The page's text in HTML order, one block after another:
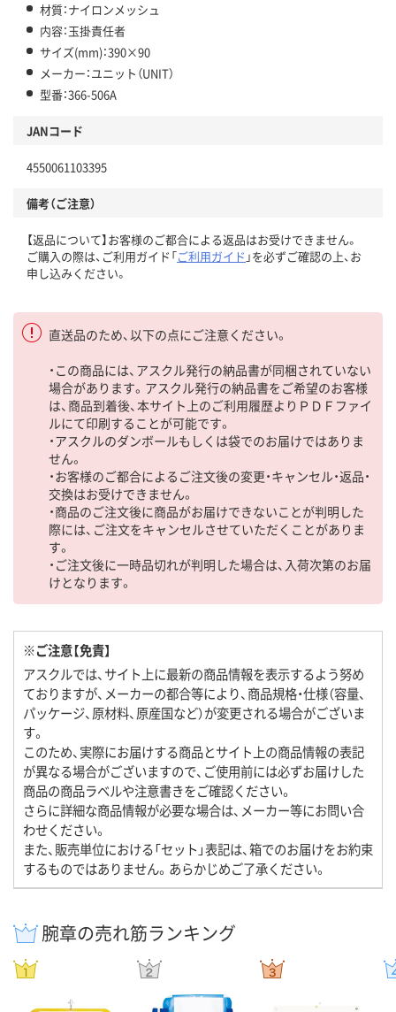
材質：ナイロンメッシュ
内容：玉掛責任者
サイズ(mm)：390×90
メーカー：ユニット（UNIT）
型番：366-506A
JANコード
4550061103395
備考（ご注意）
【返品について】お客様のご都合による返品はお受けできません。
ご購入の際は、ご利用ガイド「ご利用ガイド 」を必ずご確認の上、お
申し込みください。
直送品のため、以下の点にご注意ください。
・この商品には、アスクル発行の納品書が同梱されていない
場合があります。アスクル発行の納品書をご希望のお客様
は、商品到着後、本サイト上のご利用履歴よりＰＤＦファイ
ルにて印刷することが可能です。
・アスクルのダンボールもしくは袋でのお届けではありま
せん。
・お客様のご都合によるご注文後の変更・キャンセル・返品・
交換はお受けできません。
・商品のご注文後に商品がお届けできないことが判明した
際には、ご注文をキャンセルさせていただくことがありま
す。
・ご注文後に一時品切れが判明した場合は、入荷次第のお届
けとなります。
※ご注意【免責】
アスクルでは、サイト上に最新の商品情報を表示するよう努め
ておりますが、メーカーの都合等により、商品規格・仕様（容量、
パッケージ、原材料、原産国など）が変更される場合がございま
す。
このため、実際にお届けする商品とサイト上の商品情報の表記
が異なる場合がございますので、ご使用前には必ずお届けした
商品の商品ラベルや注意書きをご確認ください。
さらに詳細な商品情報が必要な場合は、メーカー等にお問い合
わせください。
また、販売単位における「セット」表記は、箱でのお届けをお約束
するものではありません。あらかじめご了承ください。
腕章の売れ筋ランキング